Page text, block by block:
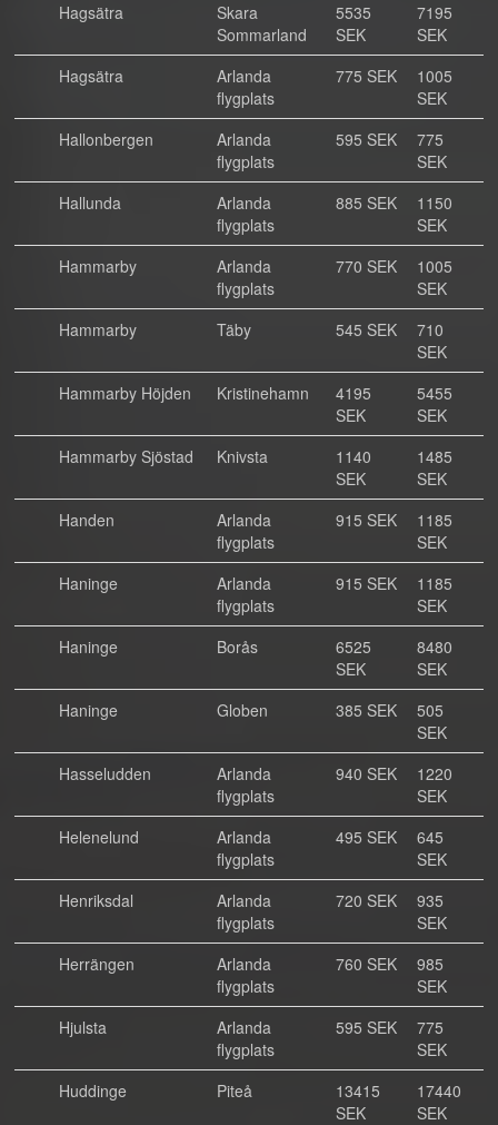
Hagsätra
Skara
Sommarland
5535
SEK
7195
SEK
Hagsätra
Arlanda
flygplats
775 SEK
1005
SEK
Hallonbergen
Arlanda
flygplats
595 SEK
775
SEK
Hallunda
Arlanda
flygplats
885 SEK
1150
SEK
Hammarby
Arlanda
flygplats
770 SEK
1005
SEK
Hammarby
Täby 545 SEK
710
SEK
Hammarby Höjden
Kristinehamn
4195
SEK
5455
SEK
Hammarby Sjöstad
Knivsta
1140
SEK
1485
SEK
Handen
Arlanda
flygplats
915 SEK
1185
SEK
Haninge
Arlanda
flygplats
915 SEK
1185
SEK
Haninge
Borås
6525
SEK
8480
SEK
Haninge
Globen 385 SEK
505
SEK
Hasseludden
Arlanda
flygplats
940 SEK
1220
SEK
Helenelund
Arlanda
flygplats
495 SEK
645
SEK
Henriksdal
Arlanda
flygplats
720 SEK
935
SEK
Herrängen
Arlanda
flygplats
760 SEK
985
SEK
Hjulsta
Arlanda
flygplats
595 SEK
775
SEK
Huddinge
Piteå
13415
SEK
17440
SEK